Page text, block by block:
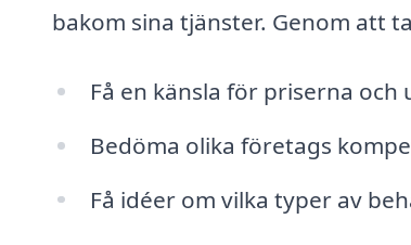
bakom sina tjänster. Genom att
Få en känsla för priserna och
Bedöma olika företags
Få idéer om vilka typer av